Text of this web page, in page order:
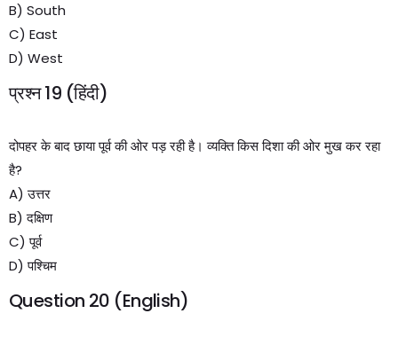
B) South
C) East
D) West
प्रश्न 19 (हिंदी)
दोपहर के बाद छाया पूर्व की ओर पड़ रही है। व्यक्ति किस दिशा की ओर मुख कर रहा
है?
A) उत्तर
B) दक्षिण
C) पूर्व
D) पश्चिम
Question 20 (English)